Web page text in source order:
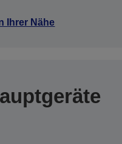
Ihrer Nähe